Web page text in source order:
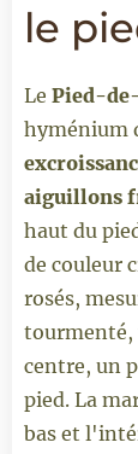
le
Le Pied-
hyménium
aiguillons
haut du
de couleur
rosés,
tourmenté,
centre, un
pied. La
bas et